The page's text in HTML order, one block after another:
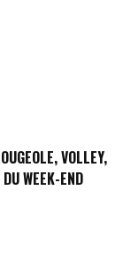
VOLLEY,
WEEK-END